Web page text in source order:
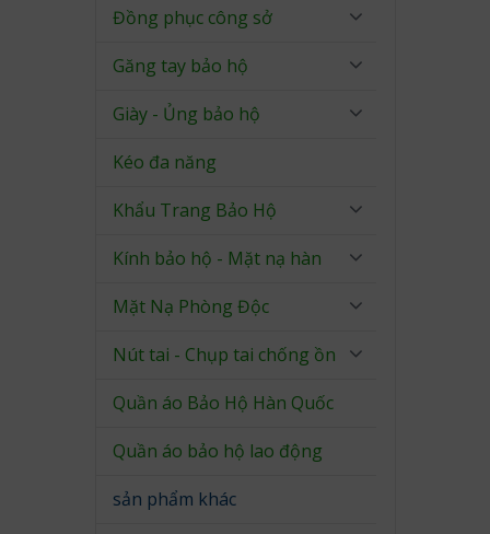
Đồng phục công sở
Găng tay bảo hộ
Giày - Ủng bảo hộ
Kéo đa năng
Khẩu Trang Bảo Hộ
Kính bảo hộ - Mặt nạ hàn
Mặt Nạ Phòng Độc
Nút tai - Chụp tai chống ồn
Quần áo Bảo Hộ Hàn Quốc
Quần áo bảo hộ lao động
sản phẩm khác